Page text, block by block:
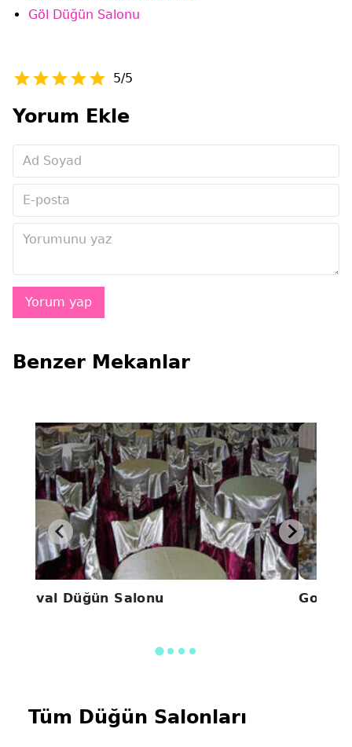
Göl Düğün Salonu
5/5
Yorum Ekle
Benzer Mekanlar
Seval Düğün Salonu Gold
Tüm Düğün Salonları